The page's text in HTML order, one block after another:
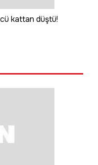
kattan düştü!